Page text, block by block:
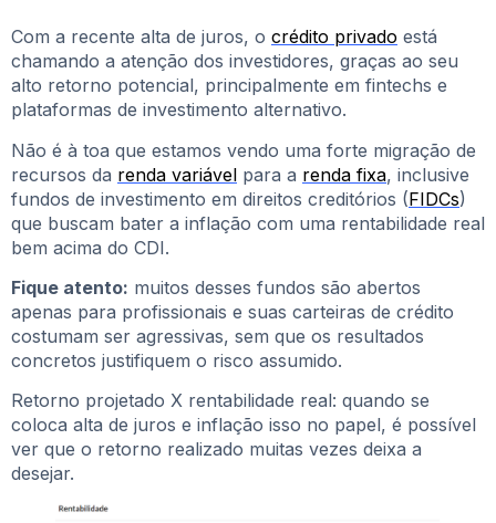
Com a recente alta de juros, o crédito privado está
chamando a atenção dos investidores, graças ao seu
alto retorno potencial, principalmente em fintechs e
plataformas de investimento alternativo.
Não é à toa que estamos vendo uma forte migração de
recursos da renda variável para a renda fixa, inclusive
fundos de investimento em direitos creditórios (FIDCs)
que buscam bater a inflação com uma rentabilidade real
bem acima do CDI.
Fique atento: muitos desses fundos são abertos
apenas para profissionais e suas carteiras de crédito
costumam ser agressivas, sem que os resultados
concretos justifiquem o risco assumido.
Retorno projetado X rentabilidade real: quando se
coloca alta de juros e inflação isso no papel, é possível
ver que o retorno realizado muitas vezes deixa a
desejar.